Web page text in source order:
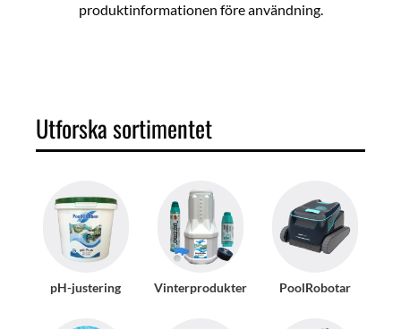
produktinformationen före användning.
Utforska sortimentet
pH-justering Vinterprodukter PoolRobotar